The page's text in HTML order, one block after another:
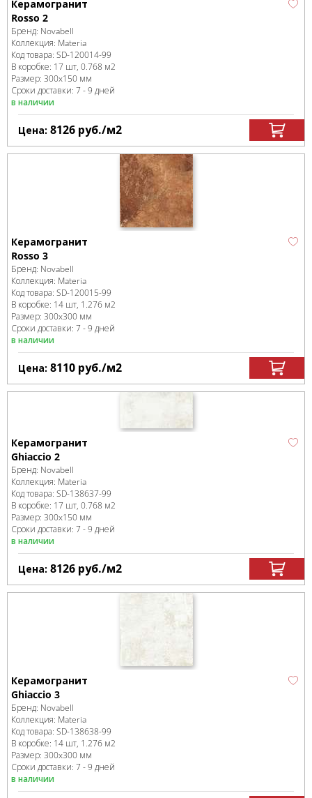
Керамогранит
Rosso 2
Бренд: Novabell
Коллекция: Materia
Код товара: SD-120014-99
В коробке: 17 шт, 0.768 м2
Размер: 300x150 мм
Сроки доставки: 7 - 9 дней
в наличии
Цена: 8126 руб./м2
Керамогранит
Rosso 3
Бренд: Novabell
Коллекция: Materia
Код товара: SD-120015-99
В коробке: 14 шт, 1.276 м2
Размер: 300x300 мм
Сроки доставки: 7 - 9 дней
в наличии
Цена: 8110 руб./м2
Керамогранит
Ghiaccio 2
Бренд: Novabell
Коллекция: Materia
Код товара: SD-138637-99
В коробке: 17 шт, 0.768 м2
Размер: 300x150 мм
Сроки доставки: 7 - 9 дней
в наличии
Цена: 8126 руб./м2
Керамогранит
Ghiaccio 3
Бренд: Novabell
Коллекция: Materia
Код товара: SD-138638-99
В коробке: 14 шт, 1.276 м2
Размер: 300x300 мм
Сроки доставки: 7 - 9 дней
в наличии